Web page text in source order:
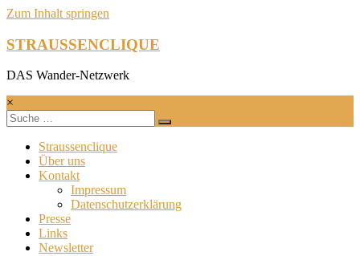
Zum Inhalt springen
STRAUSSENCLIQUE
DAS Wander-Netzwerk
×
Straussenclique
Über uns
Kontakt
Impressum
Datenschutzerklärung
Presse
Links
Newsletter